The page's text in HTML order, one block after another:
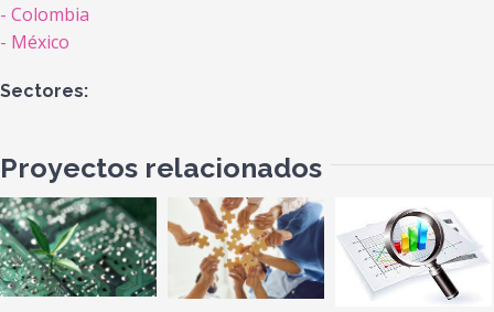
Colombia
México
Sectores:
Proyectos relacionados